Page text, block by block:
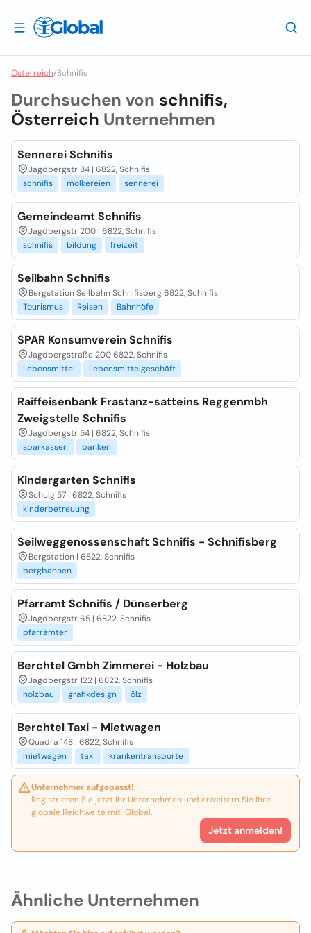
Osterreich/Schnifis
Ähnliche Unternehmen
Durchsuchen von schnifis,
Österreich Unternehmen
Sennerei Schnifis
Jagdbergstr 84 | 6822, Schnifis
schnifis
molkereien sennerei
Gemeindeamt Schnifis
Jagdbergstr 200 | 6822, Schnifis
schnifis
bildung freizeit
Seilbahn Schnifis
Bergstation Seilbahn Schnifisberg 6822, Schnifis
Tourismus
Reisen Bahnhöfe
SPAR Konsumverein Schnifis
Jagdbergstraße 200 6822, Schnifis
Lebensmittel
Lebensmittelgeschäft
Raiffeisenbank Frastanz-satteins Reggenmbh
Zweigstelle Schnifis
Jagdbergstr 54 | 6822, Schnifis
sparkassen
banken
Kindergarten Schnifis
Schulg 57 | 6822, Schnifis
kinderbetreuung
Seilweggenossenschaft Schnifis - Schnifisberg
Bergstation | 6822, Schnifis
bergbahnen
Pfarramt Schnifis / Dünserberg
Jagdbergstr 65 | 6822, Schnifis
pfarrämter
Berchtel Gmbh Zimmerei - Holzbau
Jagdbergstr 122 | 6822, Schnifis
holzbau
grafikdesign ölz
Berchtel Taxi - Mietwagen
Quadra 148 | 6822, Schnifis
mietwagen
taxi krankentransporte
Unternehmer aufgepasst!
Registrieren Sie jetzt Ihr Unternehmen und erweitern Sie Ihre
globale Reichweite mit iGlobal.
Jetzt anmelden!